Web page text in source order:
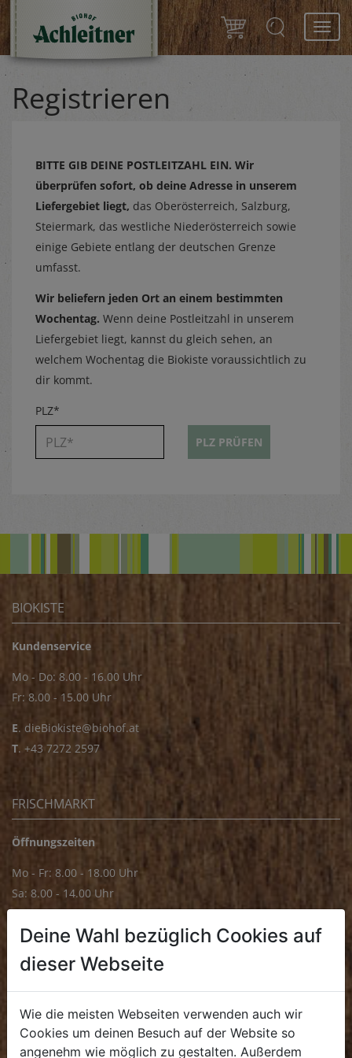
Registrieren
BITTE GIB DEINE POSTLEITZAHL EIN. Wir
überprüfen sofort, ob deine Adresse in unserem
Liefergebiet liegt, das Oberösterreich, Salzburg,
Steiermark, das westliche Niederösterreich sowie
einige Gebiete entlang der deutschen Grenze
umfasst.
Wir beliefern jeden Ort an einem bestimmten
Wochentag. Wenn deine Postleitzahl in unserem
Liefergebiet liegt, kannst du gleich sehen, an
welchem Wochentag die Biokiste voraussichtlich zu
dir kommt.
PLZ*
PLZ PRÜFEN
BIOKISTE
Kundenservice
Mo - Do: 8.00 - 16.00 Uhr
Fr: 8.00 - 15.00 Uhr
E. dieBiokiste@biohof.at
T. +43 7272 2597
FRISCHMARKT
Öffnungszeiten
Mo - Fr: 8.00 - 18.00 Uhr
Sa: 8.00 - 14.00 Uhr
Mo - Fr: 8.00 - 16.00 Uhr
. +43 7272 4859 70
Deine Wahl bezüglich Cookies auf
dieser Webseite
Wie die meisten Webseiten verwenden auch wir
Cookies um deinen Besuch auf der Website so
angenehm wie möglich zu gestalten. Außerdem